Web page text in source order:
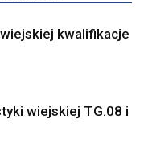
kwalifikacje
wiejskiej TG.08 i